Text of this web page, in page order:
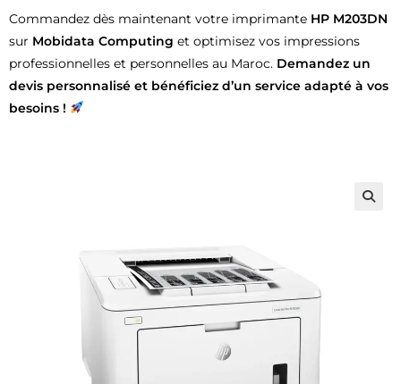
Commandez dès maintenant votre imprimante HP M203DN
sur Mobidata Computing et optimisez vos impressions
professionnelles et personnelles au Maroc. Demandez un
devis personnalisé et bénéficiez d’un service adapté à vos
besoins !